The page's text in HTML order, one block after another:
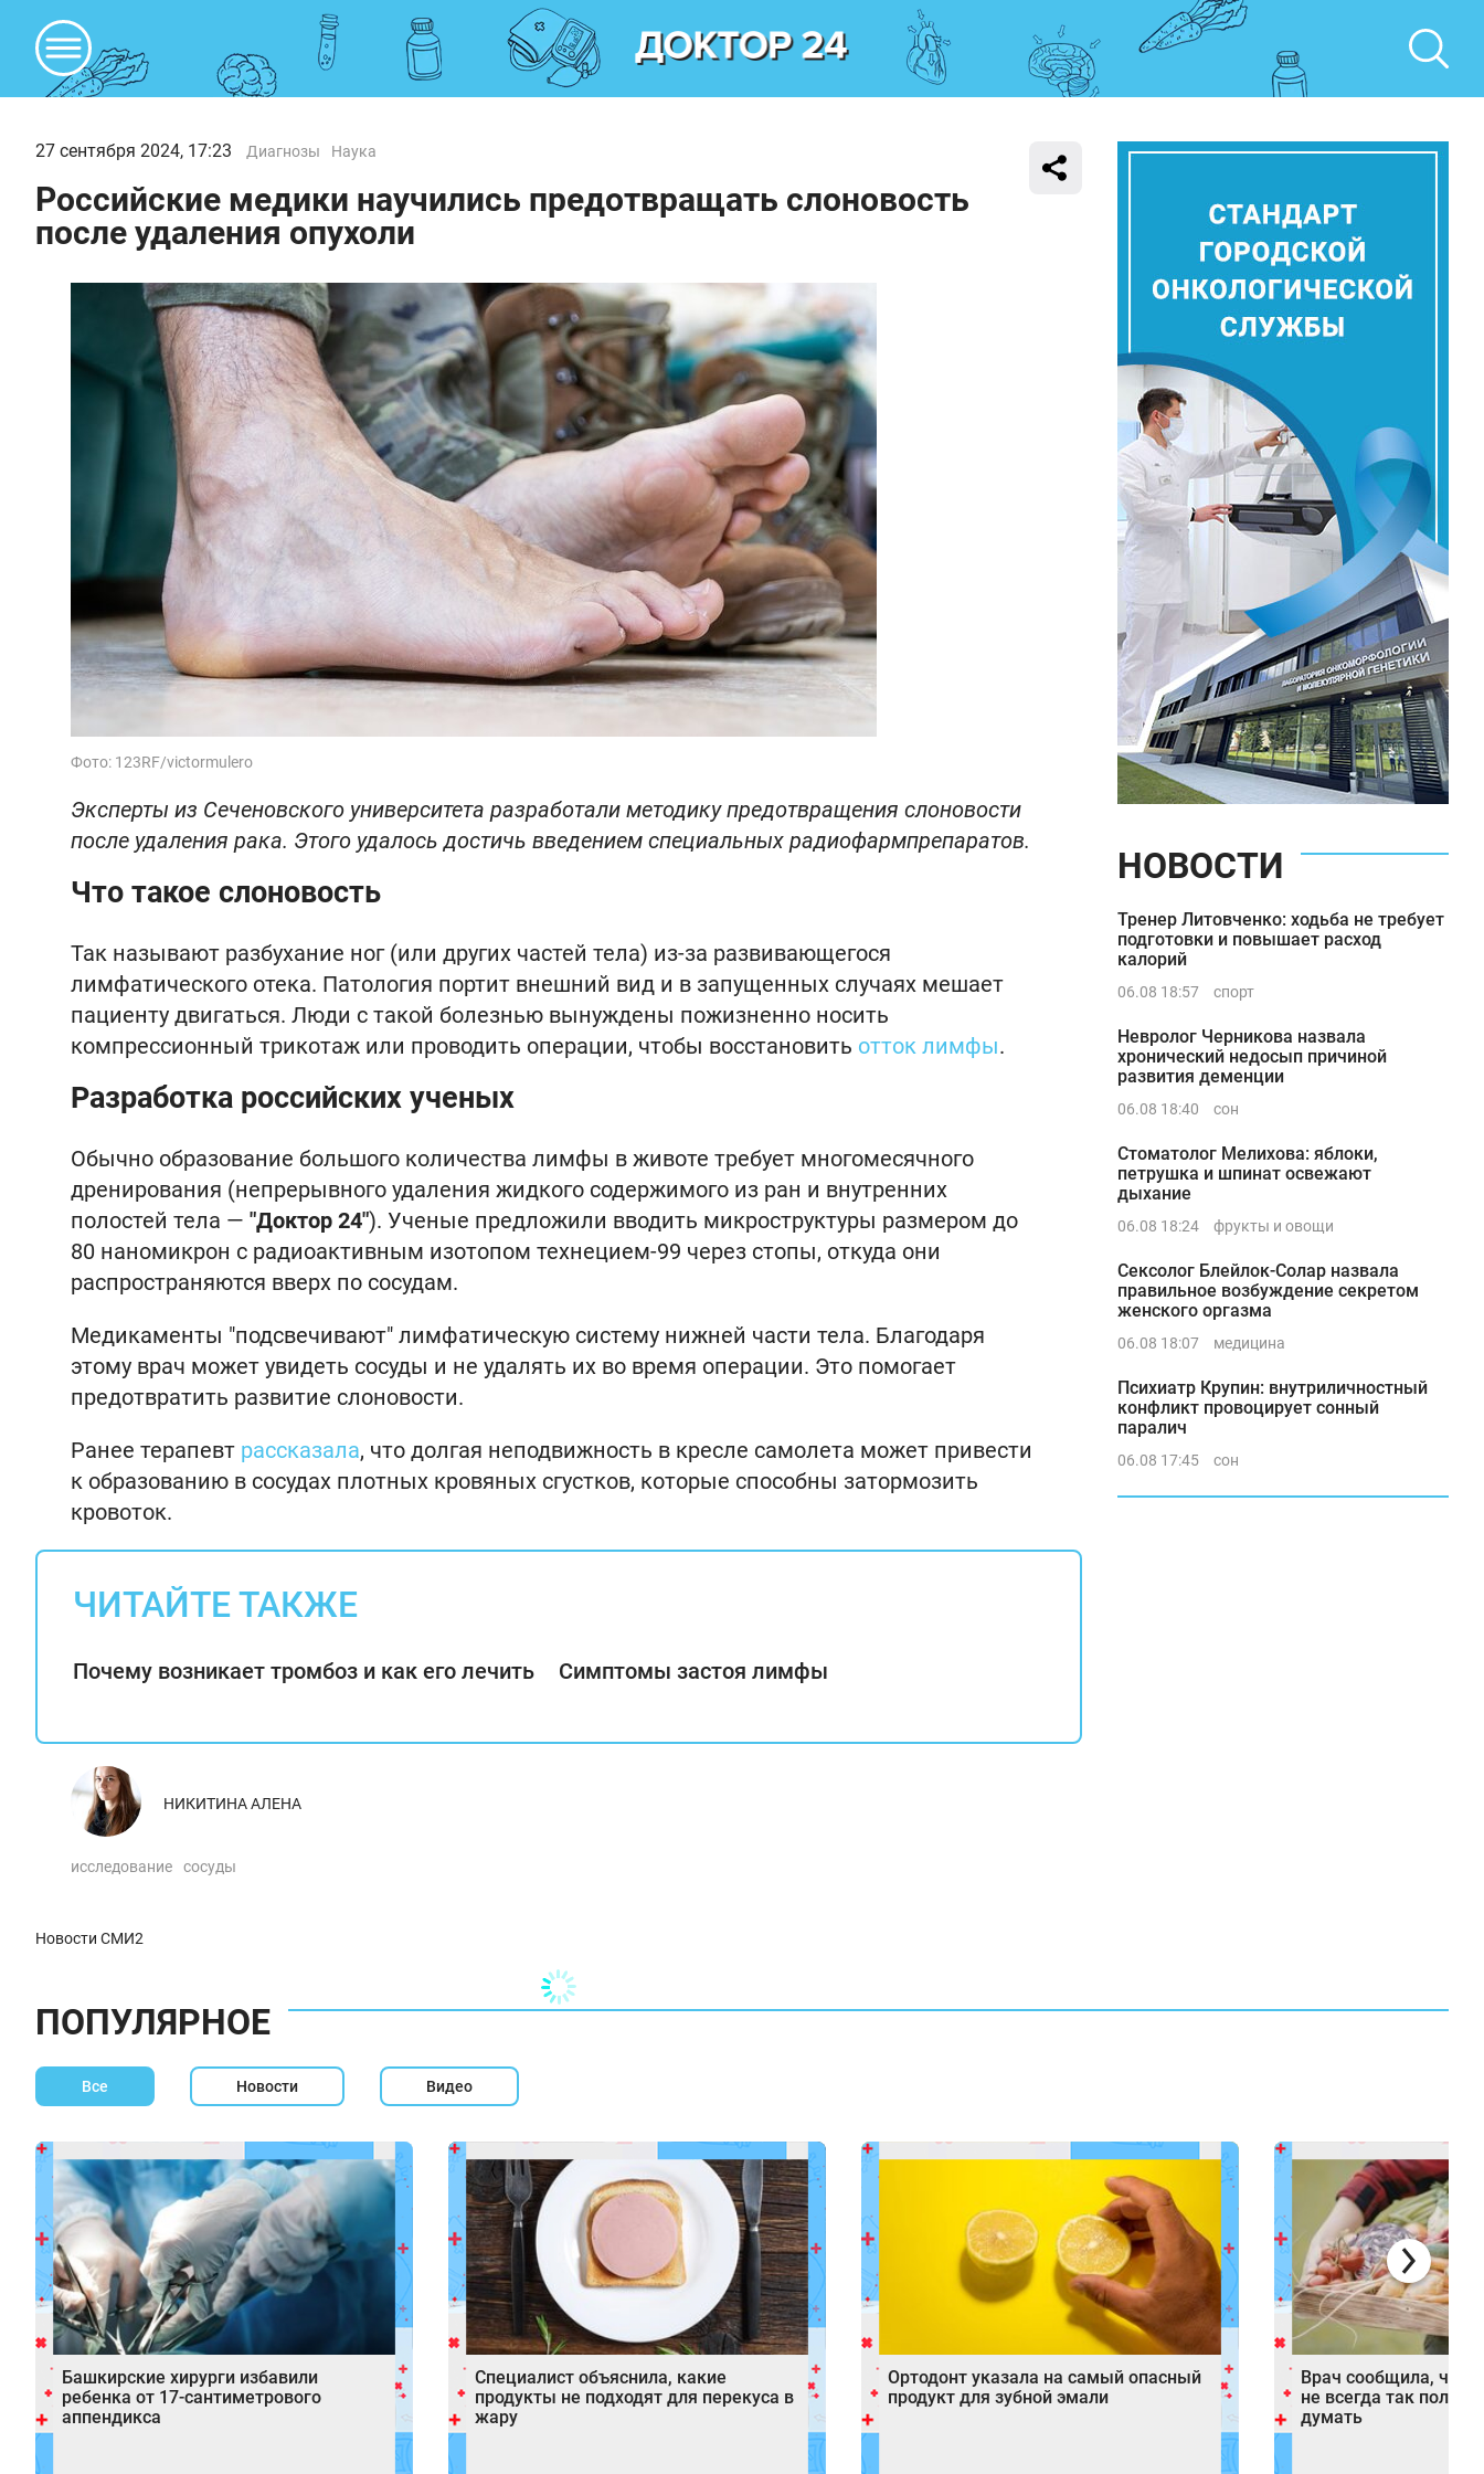
27 сентября 2024, 17:23 Диагнозы Наука
Российские медики научились предотвращать слоновость
после удаления опухоли
Фото: 123RF/victormulero
Эксперты из Сеченовского университета разработали методику предотвращения слоновости
после удаления рака. Этого удалось достичь введением специальных радиофармпрепаратов.
Что такое слоновость
Так называют разбухание ног (или других частей тела) из-за развивающегося
лимфатического отека. Патология портит внешний вид и в запущенных случаях мешает
пациенту двигаться. Люди с такой болезнью вынуждены пожизненно носить
компрессионный трикотаж или проводить операции, чтобы восстановить отток лимфы.
Разработка российских ученых
Обычно образование большого количества лимфы в животе требует многомесячного
дренирования (непрерывного удаления жидкого содержимого из ран и внутренних
полостей тела — "Доктор 24"). Ученые предложили вводить микроструктуры размером до
80 наномикрон с радиоактивным изотопом технецием-99 через стопы, откуда они
распространяются вверх по сосудам.
Медикаменты "подсвечивают" лимфатическую систему нижней части тела. Благодаря
этому врач может увидеть сосуды и не удалять их во время операции. Это помогает
предотвратить развитие слоновости.
Ранее терапевт рассказала, что долгая неподвижность в кресле самолета может привести
к образованию в сосудах плотных кровяных сгустков, которые способны затормозить
кровоток.
ЧИТАЙТЕ ТАКЖЕ
Почему возникает тромбоз и как его лечить Симптомы застоя лимфы
НИКИТИНА АЛЕНА
исследование сосуды
Новости СМИ2
НОВОСТИ
Тренер Литовченко: ходьба не требует
подготовки и повышает расход
калорий
06.08 18:57 спорт
Невролог Черникова назвала
хронический недосып причиной
развития деменции
06.08 18:40 сон
Стоматолог Мелихова: яблоки,
петрушка и шпинат освежают
дыхание
06.08 18:24 фрукты и овощи
Сексолог Блейлок-Солар назвала
правильное возбуждение секретом
женского оргазма
06.08 18:07 медицина
Психиатр Крупин: внутриличностный
конфликт провоцирует сонный
паралич
06.08 17:45 сон
ПОПУЛЯРНОЕ
Все Новости Видео
Башкирские хирурги избавили
ребенка от 17‑сантиметрового
аппендикса
Специалист объяснила, какие
продукты не подходят для перекуса в
жару
Ортодонт указала на самый опасный
продукт для зубной эмали
Врач сообщила, что
не всегда так
думать